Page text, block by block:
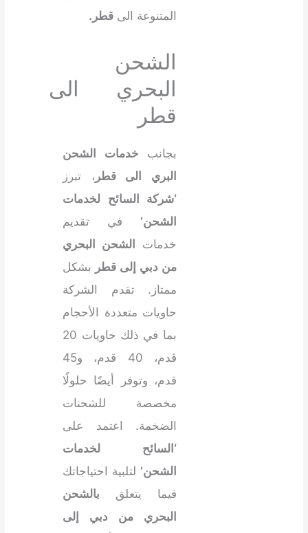
المتنوعة الىقطر.
الشحن
البحري الى
قطر
بجانب خدمات الشحن
البري الى قطر ، تبرز
‘شركة السائح لخدمات
الشحن’ في تقديم
خدمات الشحن البحري
من دبي إلى قطر بشكل
ممتاز. تقدم الشركة
حاويات متعددة الأحجام
بما في ذلك حاويات 20
قدم، 40 قدم، و45
قدم، وتوفر أيضًا حلولًا
مخصصة للشحنات
الضخمة. اعتمد على
‘السائح لخدمات
الشحن’ لتلبية احتياجاتك
فيما يتعلق بالشحن
البحري من دبي إلى